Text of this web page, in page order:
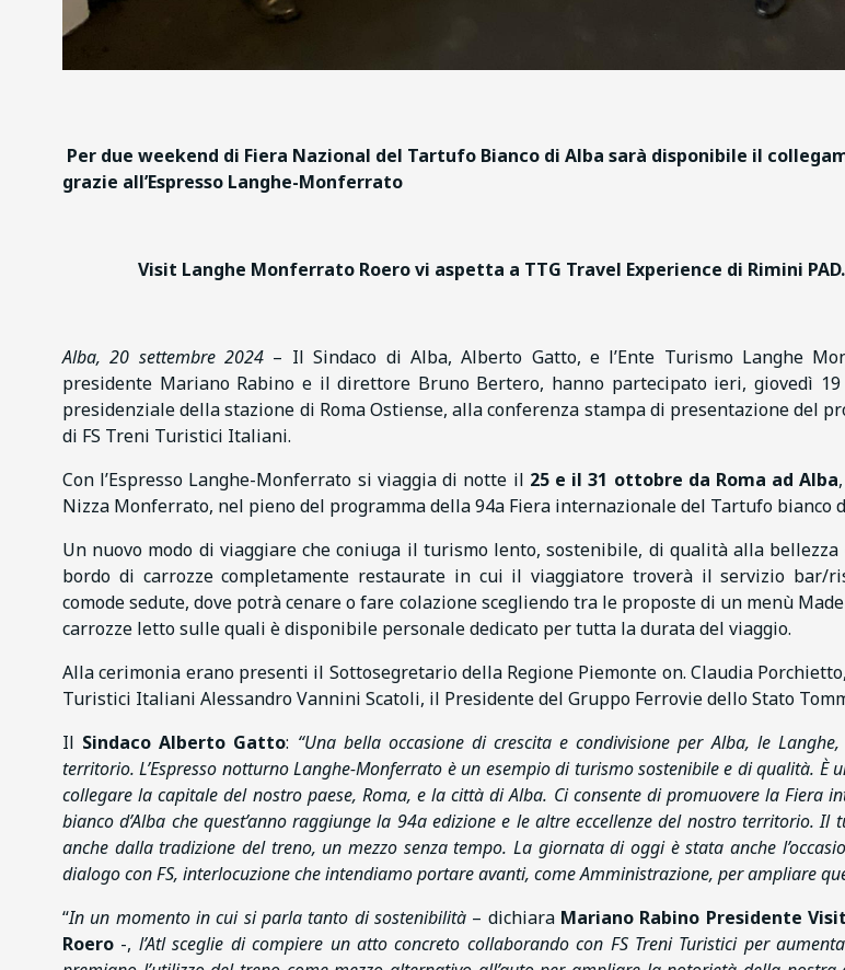
Per due weekend di Fiera Nazional del Tartufo Bianco di Alba sarà disponibile il
grazie all’Espresso Langhe-Monferrato
Visit Langhe Monferrato Roero vi aspetta a TTG Travel Experience di Rimini PAD.
Alba, 20 settembre 2024 – Il Sindaco di Alba, Alberto Gatto, e l’Ente Turismo Langhe
presidente Mariano Rabino e il direttore Bruno Bertero, hanno partecipato ieri, giovedì
presidenziale della stazione di Roma Ostiense, alla conferenza stampa di presentazione del
di FS Treni Turistici Italiani.
Con l’Espresso Langhe-Monferrato si viaggia di notte il 25 e il 31 ottobre da Roma ad Alba
Nizza Monferrato, nel pieno del programma della 94a Fiera internazionale del Tartufo bianco
Un nuovo modo di viaggiare che coniuga il turismo lento, sostenibile, di qualità alla
bordo di carrozze completamente restaurate in cui il viaggiatore troverà il servizio bar/
comode sedute, dove potrà cenare o fare colazione scegliendo tra le proposte di un menù
carrozze letto sulle quali è disponibile personale dedicato per tutta la durata del viaggio.
Alla cerimonia erano presenti il Sottosegretario della Regione Piemonte on. Claudia
Turistici Italiani Alessandro Vannini Scatoli, il Presidente del Gruppo Ferrovie dello Stato
Il Sindaco Alberto Gatto: “Una bella occasione di crescita e condivisione per Alba, le
territorio. L’Espresso notturno Langhe-Monferrato è un esempio di turismo sostenibile e di qualità. È
collegare la capitale del nostro paese, Roma, e la città di Alba. Ci consente di promuovere la Fiera
bianco d’Alba che quest’anno raggiunge la 94a edizione e le altre eccellenze del nostro territorio. Il
anche dalla tradizione del treno, un mezzo senza tempo. La giornata di oggi è stata anche
dialogo con FS, interlocuzione che intendiamo portare avanti, come Amministrazione, per ampliare
“In un momento in cui si parla tanto di sostenibilità– dichiara Mariano Rabino Presidente
Roero -, l’Atl sceglie di compiere un atto concreto collaborando con FS Treni Turistici per